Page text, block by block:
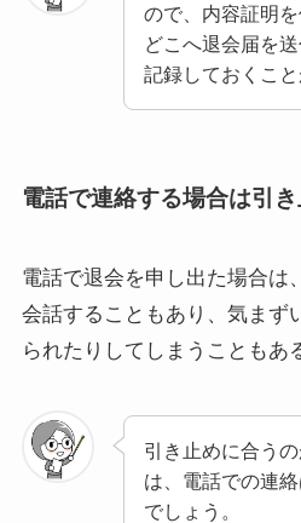
ので、内容証明
どこへ退会届を
記録しておくこと
電話で連絡する場合は引
電話で退会を申し出た場合は
会話することもあり、気まず
られたりしてしまうこともあ
引き止めに合う
は、電話での連
でしょう。